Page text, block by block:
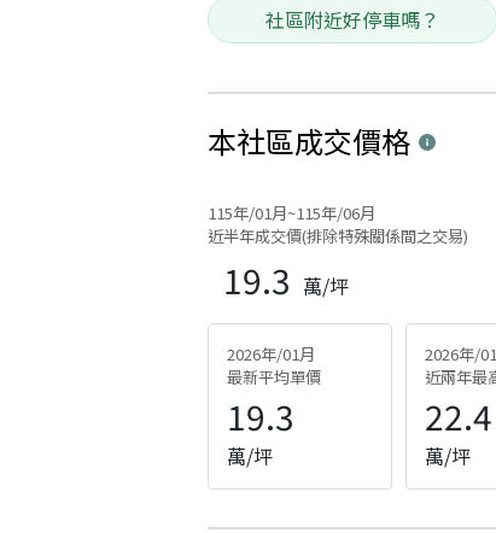
社區附近好停車嗎？
本社區成交價格
115年/01月~115年/06月
近半年成交價(排除特殊關係間之交易)
19.3 萬/坪
2026年/01月
最新平均單價
19.3
萬/坪
2026年/
近兩年最
22.4
萬/坪